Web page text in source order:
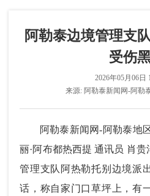
阿勒泰边境管理支
受伤
2026年05月06日
来源: 阿勒泰新闻网-阿勒
阿勒泰新闻网-阿勒泰地
丽·阿布都热西提 通讯员 肖
管理支队阿热勒托别边境派
话，称自家门口草坪上，有